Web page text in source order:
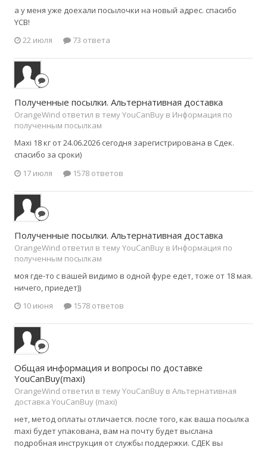
а у меня уже доехали посылочки на новый адрес. спасибо
YCB!
22 июля
73 ответа
Полученные посылки. Альтернативная доставка
OrangeWind ответил в тему YouCanBuy в Информация по
полученным посылкам
Maxi 18 кг от 24.06.2026 сегодня зарегистрирована в Сдек.
спасибо за сроки)
17 июля
1578 ответов
Полученные посылки. Альтернативная доставка
OrangeWind ответил в тему YouCanBuy в Информация по
полученным посылкам
моя где-то с вашей видимо в одной фуре едет, тоже от 18 мая.
ничего, приедет))
10 июня
1578 ответов
Общая информация и вопросы по доставке
YouCanBuy(maxi)
OrangeWind ответил в тему YouCanBuy в Альтернативная
доставка YouCanBuy (maxi)
нет, метод оплаты отличается. после того, как ваша посылка
maxi будет упакована, вам на почту будет выслана
подробная инструкция от службы поддержки. СДЕК вы